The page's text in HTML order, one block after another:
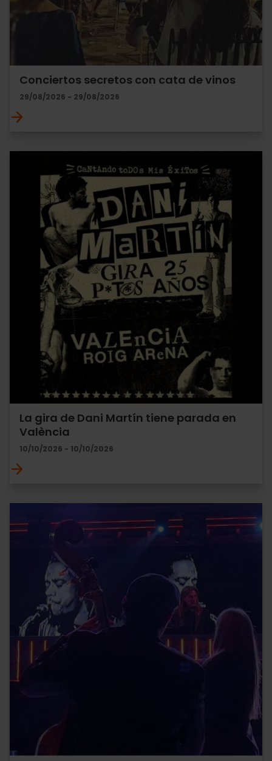
Conciertos secretos con cata de vinos
29/08/2026 - 29/08/2026
La gira de Dani Martín tiene parada en
València
10/10/2026 - 10/10/2026